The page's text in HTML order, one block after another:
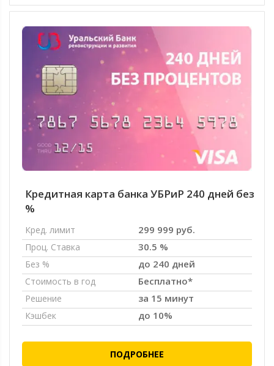
Кредитная карта банка УБРиР 240 дней без
%
Кред. лимит 299 999 руб.
Проц. Ставка 30.5 %
Без % до 240 дней
Стоимость в год Бесплатно*
Решение за 15 минут
Кэшбек до 10%
ПОДРОБНЕЕ